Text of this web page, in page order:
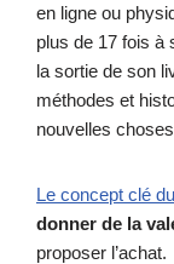
en ligne ou
plus de 17 fois à
la sortie de son
méthodes et
nouvelles
Le concept clé
donner de la
proposer l’achat.